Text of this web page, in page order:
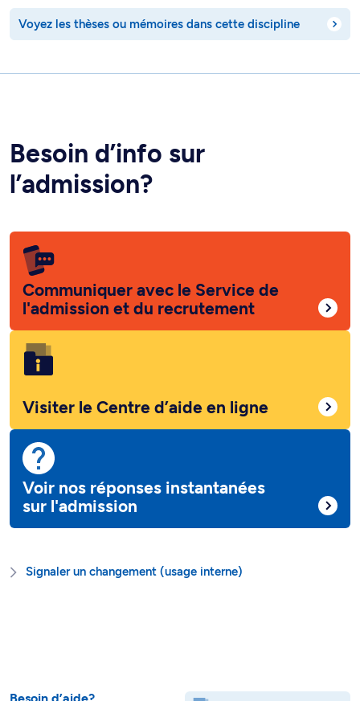
Voyez les thèses ou mémoires dans cette discipline
Besoin d’info sur
l’admission?
Communiquer avec le Service de
l'admission et du recrutement
Visiter le Centre d’aide en ligne
Voir nos réponses instantanées
sur l'admission
Signaler un changement (usage interne)